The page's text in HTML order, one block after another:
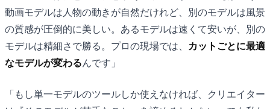
動画モデルは人物の動きが自然だけれど、別のモデルは風景
の質感が圧倒的に美しい。あるモデルは速くて安いが、別の
モデルは精細さで勝る。プロの現場では、
カットごとに最適
なモデルが変わるんです」
「もし単一モデルのツールしか使えなければ、クリエイター